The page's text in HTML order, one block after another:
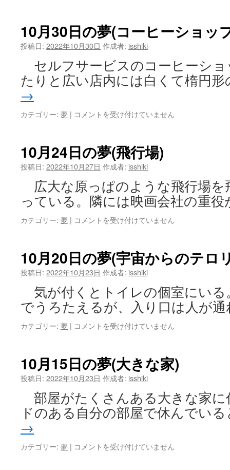
日
の
夢
着
を
ひ
は
10月30日の夢(コーヒーショッ
投稿日: 2022年10月30日 作成者: isshiki
セルフサービスのコーヒーシ
たりと広い店内には白くて楕円
→
カテゴリー: 夢 | 10
日
の
夢
ー
ヒ
ー
シ
ョ
は
コメントを受け付けていません
10月24日の夢(飛行場)
投稿日: 2022年10月27日 作成者: isshiki
広大な原っぱのような飛行場を
っている。隣には映画会社の重
カテゴリー: 夢 | 10
日
の
夢
行
場)
は
コメントを受け付けていません
10月20日の夢(宇宙からのテロ
投稿日: 2022年10月23日 作成者: isshiki
気が付くとトイレの個室にい
でうろたえるが、入り口は人が
カテゴリー: 夢 | 10
日
の
夢
宙
か
ら
ロ
コメントを受け付けていません
10月15日の夢(大きな家)
投稿日: 2022年10月23日 作成者: isshiki
部屋がたくさんある大きな家
ドのある自分の部屋で休んでい
→
カテゴリー: 夢 | 10
コメントを受け付けていません